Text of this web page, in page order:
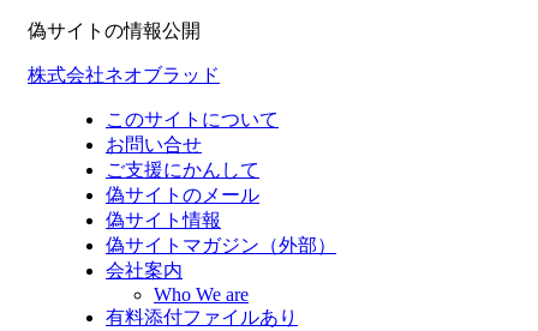
偽サイトの情報公開
株式会社ネオブラッド
このサイトについて
お問い合せ
ご支援にかんして
偽サイトのメール
偽サイト情報
偽サイトマガジン（外部）
会社案内
Who We are
有料添付ファイルあり